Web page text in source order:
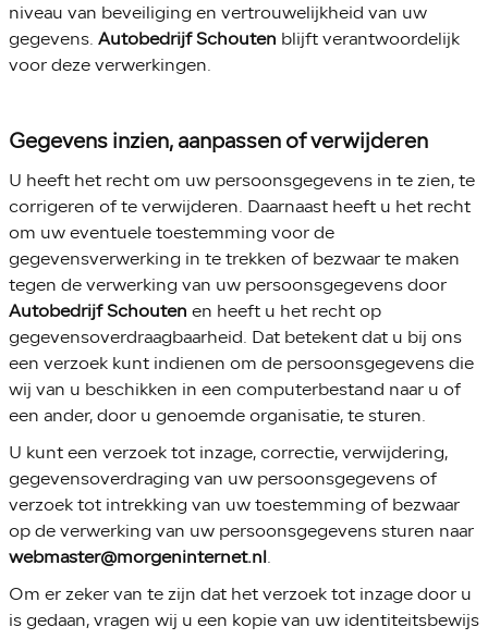
niveau van beveiliging en vertrouwelijkheid van uw
gegevens. Autobedrijf Schouten blijft verantwoordelijk
voor deze verwerkingen.
Gegevens inzien, aanpassen of verwijderen
U heeft het recht om uw persoonsgegevens in te zien, te
corrigeren of te verwijderen. Daarnaast heeft u het recht
om uw eventuele toestemming voor de
gegevensverwerking in te trekken of bezwaar te maken
tegen de verwerking van uw persoonsgegevens door
Autobedrijf Schouten en heeft u het recht op
gegevensoverdraagbaarheid. Dat betekent dat u bij ons
een verzoek kunt indienen om de persoonsgegevens die
wij van u beschikken in een computerbestand naar u of
een ander, door u genoemde organisatie, te sturen.
U kunt een verzoek tot inzage, correctie, verwijdering,
gegevensoverdraging van uw persoonsgegevens of
verzoek tot intrekking van uw toestemming of bezwaar
op de verwerking van uw persoonsgegevens sturen naar
webmaster@morgeninternet.nl .
Om er zeker van te zijn dat het verzoek tot inzage door u
is gedaan, vragen wij u een kopie van uw identiteitsbewijs